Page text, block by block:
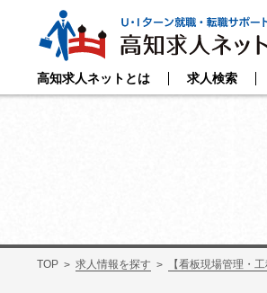
高知求人ネットとは 求人検索
TOP 求人情報を探す 【看板現場管理・